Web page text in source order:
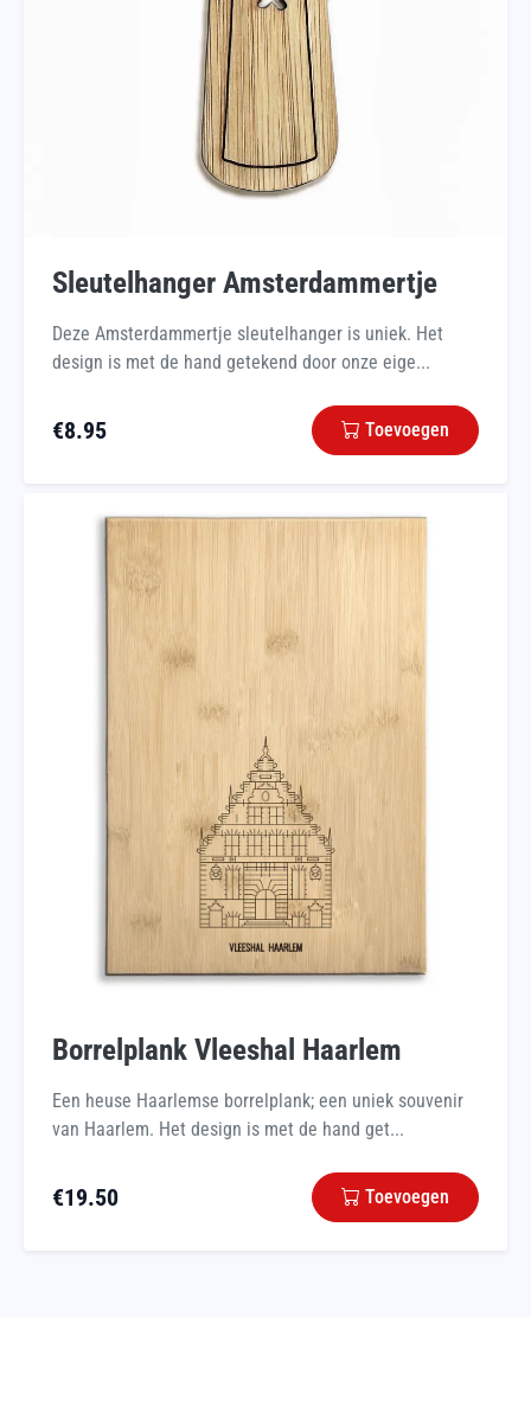
Sleutelhanger Amsterdammertje
Deze Amsterdammertje sleutelhanger is uniek. Het
design is met de hand getekend door onze eige...
€8.95 Toevoegen
Borrelplank Vleeshal Haarlem
Een heuse Haarlemse borrelplank; een uniek souvenir
van Haarlem. Het design is met de hand get...
€19.50 Toevoegen